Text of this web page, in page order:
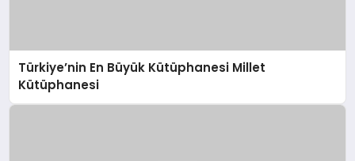
Türkiye’nin En Büyük Kütüphanesi Millet
Kütüphanesi